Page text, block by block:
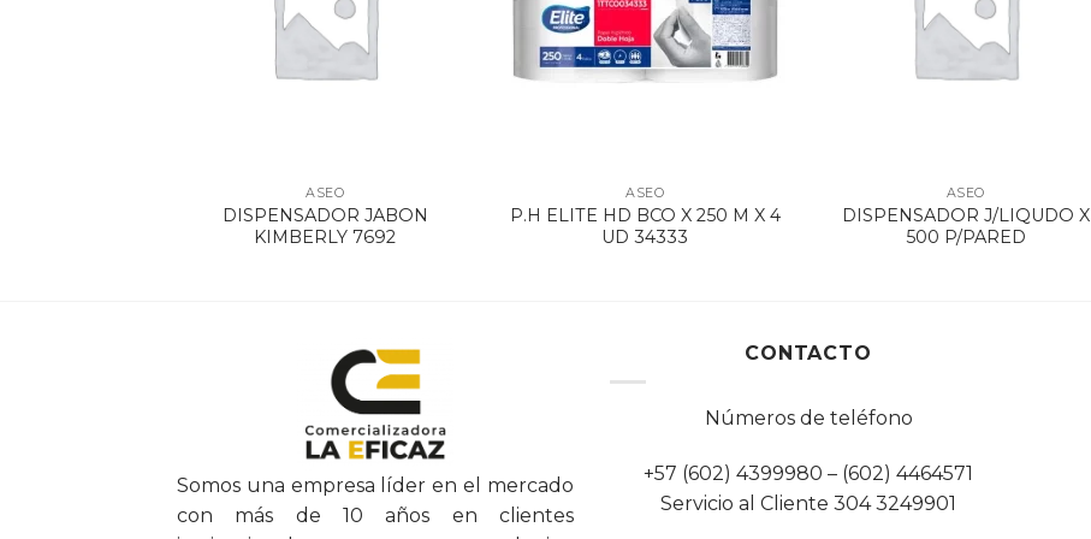
ASEO
DISPENSADOR JABON
KIMBERLY 7692
ASEO
P.H ELITE HD BCO X 250 M X 4
UD 34333
ASEO
DISPENSADOR J/LIQUDO X
500 P/PARED
Somos una empresa líder en el mercado
con más de 10 años en clientes
CONTACTO
Números de teléfono
+57 (602) 4399980 – (602) 4464571
Servicio al Cliente 304 3249901